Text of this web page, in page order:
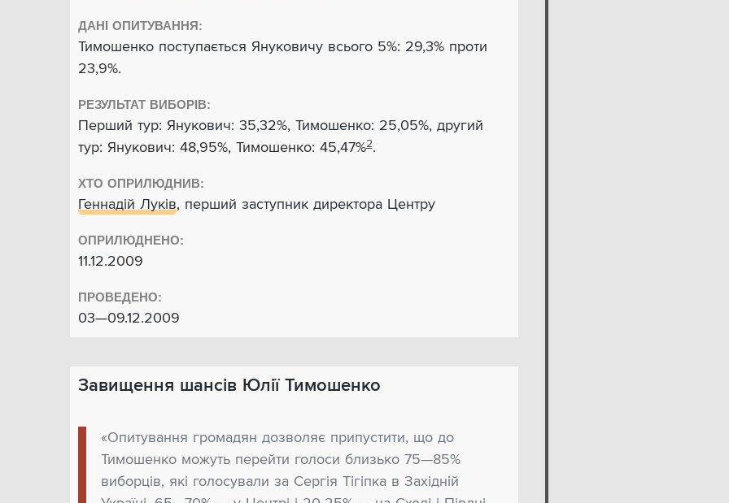
ДАНІ ОПИТУВАННЯ:
Тимошенко поступається Януковичу всього 5%: 29,3% проти
23,9%.
РЕЗУЛЬТАТ ВИБОРІВ:
Перший тур: Янукович: 35,32%, Тимошенко: 25,05%, другий
тур: Янукович: 48,95%, Тимошенко: 45,47%2.
ХТО ОПРИЛЮДНИВ:
Геннадій Луків, перший заступник директора Центру
ОПРИЛЮДНЕНО:
11.12.2009
ПРОВЕДЕНО:
03—09.12.2009
Завищення шансів Юлії Тимошенко
«Опитування громадян дозволяє припустити, що до
Тимошенко можуть перейти голоси близько 75—85%
виборців, які голосували за Сергія Тігіпка в Західній